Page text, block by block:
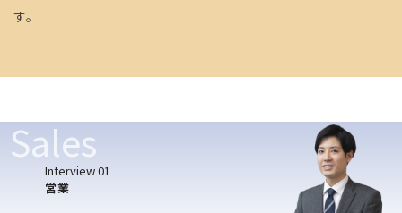
す。
Interview 01
営業
Sales